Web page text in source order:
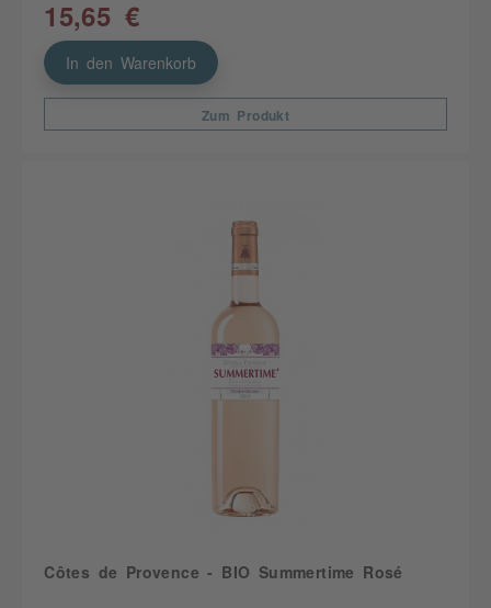
15,65 €
In den Warenkorb
Zum Produkt
Côtes de Provence - BIO Summertime Rosé